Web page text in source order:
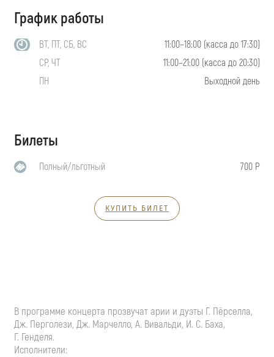
График работы
ВТ, ПТ, СБ, ВС
11:00–18:00 (касса до 17:30)
СР, ЧТ
11:00–21:00 (касса до 20:30)
ПН
Выходной день
Билеты
Полный/льготный 700 Р
КУПИТЬ БИЛЕТ
В программе концерта прозвучат арии и дуэты Г. Пёрселла,
Дж. Перголези, Дж. Марчелло, А. Вивальди, И. С. Баха,
Г. Генделя.
Исполнители: